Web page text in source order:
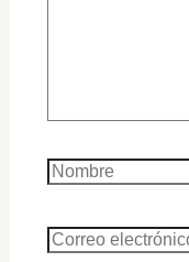
Nombre
Correo